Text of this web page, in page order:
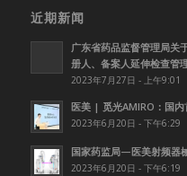
近期新闻
广东省药品监督管理局关
册人、备案人延伸检查管
2023年7月27日 - 上午9:01
医美 | 觅光AMIRO：国内
2023年6月20日 - 下午6:29
国家药监局—医美射频器
2023年6月20日 - 下午6:19